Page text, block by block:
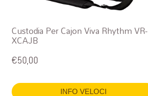
Custodia Per Cajon Viva Rhythm VR-
XCAJB
€50,00
INFO VELOCI